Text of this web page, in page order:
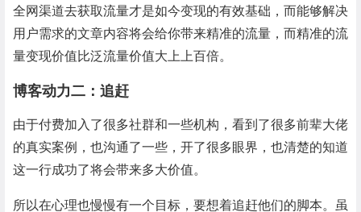
全网渠道去获取流量才是如今变现的有效基础，而能够解决
用户需求的文章内容将会给你带来精准的流量，而精准的流
量变现价值比泛流量价值大上上百倍。
博客动力二：追赶
由于付费加入了很多社群和一些机构，看到了很多前辈大佬
的真实案例，也沟通了一些，开了很多眼界，也清楚的知道
这一行成功了将会带来多大价值。
所以在心理也慢慢有一个目标，要想着追赶他们的脚本。虽